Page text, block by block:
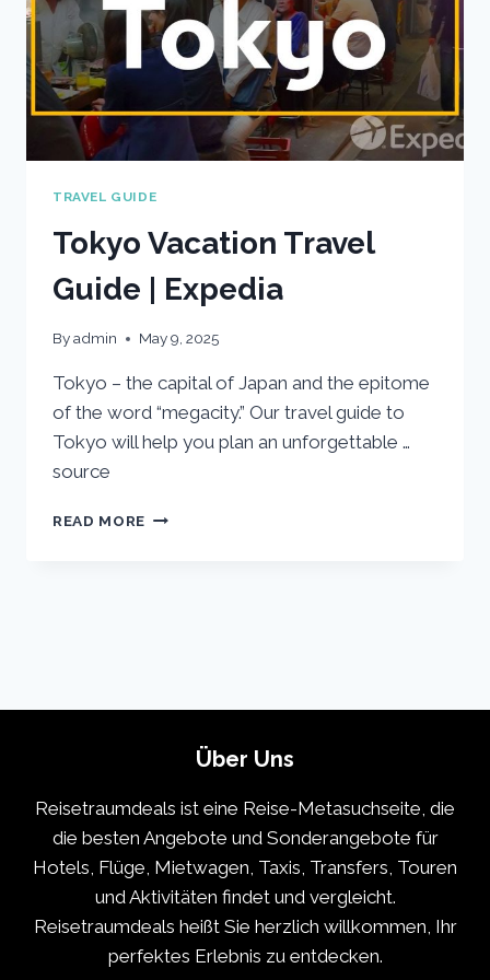
TRAVEL GUIDE
Tokyo Vacation Travel
Guide | Expedia
Byadmin May 9, 2025
Tokyo – the capital of Japan and the epitome
of the word “megacity.” Our travel guide to
Tokyo will help you plan an unforgettable …
source
READ MORE TOKYO
Über Uns
Reisetraumdeals ist eine Reise-Metasuchseite, die
die besten Angebote und Sonderangebote für
Hotels, Flüge, Mietwagen, Taxis, Transfers, Touren
und Aktivitäten findet und vergleicht.
Reisetraumdeals heißt Sie herzlich willkommen, Ihr
perfektes Erlebnis zu entdecken.